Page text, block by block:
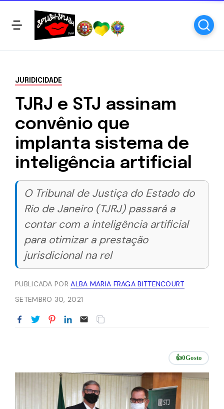
JURIDICIDADE
TJRJ e STJ assinam
convênio que
implanta sistema de
inteligência artificial
O Tribunal de Justiça do Estado do
Rio de Janeiro (TJRJ) passará a
contar com a inteligência artificial
para otimizar a prestação
jurisdicional na rel
PUBLICADA PORALBA MARIA FRAGA BITTENCOURT
SETEMBRO 30, 2021
👍0Gosto